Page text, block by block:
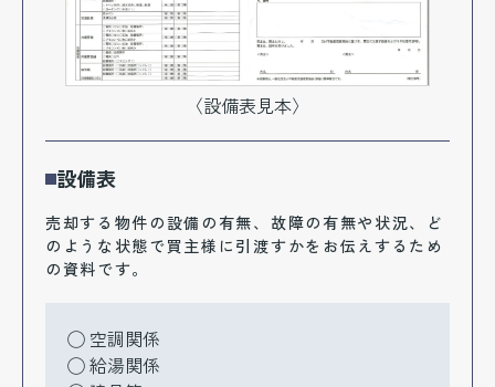
〈設備表見本〉
設備表
売却する物件の設備の有無、故障の有無や状況、ど
のような状態で買主様に引渡すかをお伝えするため
の資料です。
空調関係
給湯関係